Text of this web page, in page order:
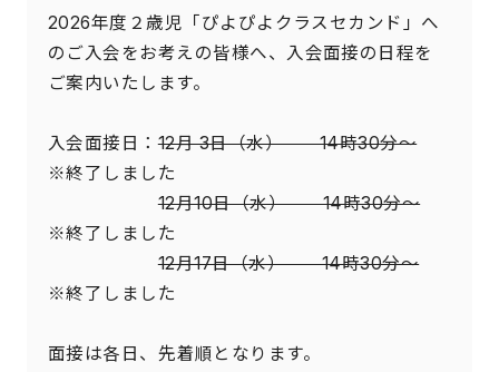
2026年度２歳児「ぴよぴよクラスセカンド」へ
のご入会をお考えの皆様へ、入会面接の日程を
ご案内いたします。
入会面接日：12月 3日（水） 14時30分～
※終了しました
12月10日（水） 14時30分～
※終了しました
12月17日（水） 14時30分～
※終了しました
面接は各日、先着順となります。